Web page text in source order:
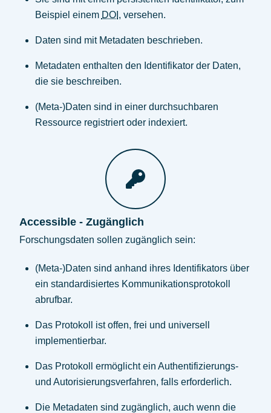
Beispiel einem DOI , versehen.
Daten sind mit Metadaten beschrieben.
Metadaten enthalten den Identifikator der Daten,
die sie beschreiben.
(Meta-)Daten sind in einer durchsuchbaren
Ressource registriert oder indexiert.
Accessible - Zugänglich
Forschungsdaten sollen zugänglich sein:
(Meta-)Daten sind anhand ihres Identifikators über
ein standardisiertes Kommunikationsprotokoll
abrufbar.
Das Protokoll ist offen, frei und universell
implementierbar.
Das Protokoll ermöglicht ein Authentifizierungs-
und Autorisierungsverfahren, falls erforderlich.
Die Metadaten sind zugänglich, auch wenn die